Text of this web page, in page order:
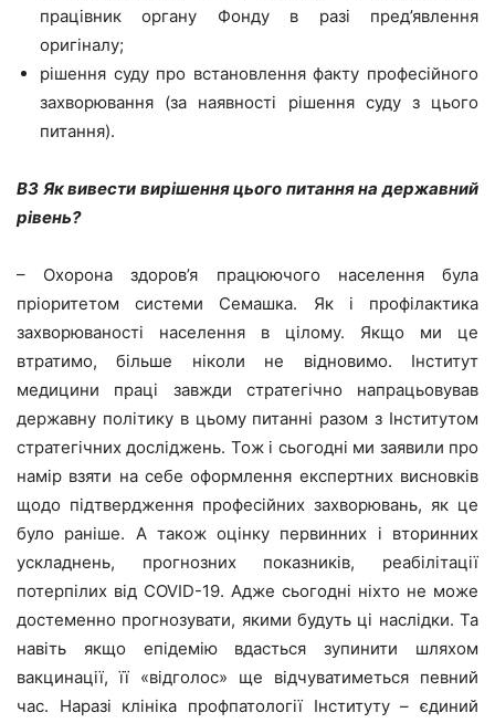
працівник органу Фонду в разі пред’явлення
оригіналу;
рішення суду про встановлення факту професійного
захворювання (за наявності рішення суду з цього
питання).
ВЗ Як вивести вирішення цього питання на державний
рівень?
– Охорона здоров’я працюючого населення була
пріоритетом системи Семашка. Як і профілактика
захворюваності населення в цілому. Якщо ми це
втратимо, більше ніколи не відновимо. Інститут
медицини праці завжди стратегічно напрацьовував
державну політику в цьому питанні разом з Інститутом
стратегічних досліджень. Тож і сьогодні ми заявили про
намір взяти на себе оформлення експертних висновків
щодо підтвердження професійних захворювань, як це
було раніше. А також оцінку первинних і вторинних
ускладнень, прогнозних показників, реабілітації
потерпілих від COVID-19. Адже сьогодні ніхто не може
достеменно прогнозувати, якими будуть ці наслідки. Та
навіть якщо епідемію вдасться зупинити шляхом
вакцинації, її «відголос» ще відчуватиметься певний
час. Наразі клініка профпатології Інституту – єдиний